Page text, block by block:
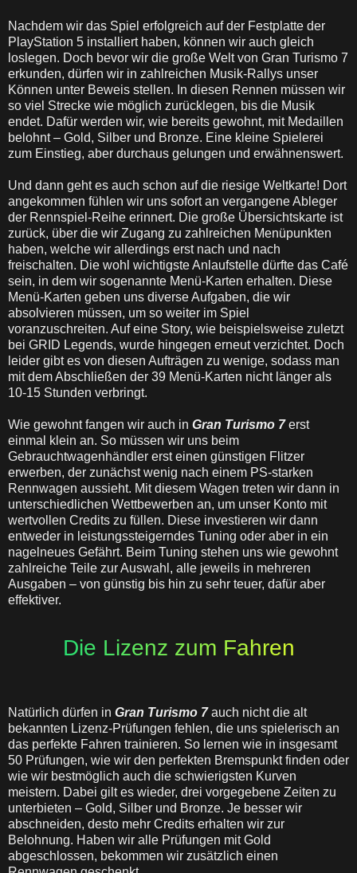
Nachdem wir das Spiel erfolgreich auf der Festplatte der
PlayStation 5 installiert haben, können wir auch gleich
loslegen. Doch bevor wir die große Welt von Gran Turismo 7
erkunden, dürfen wir in zahlreichen Musik-Rallys unser
Können unter Beweis stellen. In diesen Rennen müssen wir
so viel Strecke wie möglich zurücklegen, bis die Musik
endet. Dafür werden wir, wie bereits gewohnt, mit Medaillen
belohnt – Gold, Silber und Bronze. Eine kleine Spielerei
zum Einstieg, aber durchaus gelungen und erwähnenswert.
Und dann geht es auch schon auf die riesige Weltkarte! Dort
angekommen fühlen wir uns sofort an vergangene Ableger
der Rennspiel-Reihe erinnert. Die große Übersichtskarte ist
zurück, über die wir Zugang zu zahlreichen Menüpunkten
haben, welche wir allerdings erst nach und nach
freischalten. Die wohl wichtigste Anlaufstelle dürfte das Café
sein, in dem wir sogenannte Menü-Karten erhalten. Diese
Menü-Karten geben uns diverse Aufgaben, die wir
absolvieren müssen, um so weiter im Spiel
voranzuschreiten. Auf eine Story, wie beispielsweise zuletzt
bei GRID Legends, wurde hingegen erneut verzichtet. Doch
leider gibt es von diesen Aufträgen zu wenige, sodass man
mit dem Abschließen der 39 Menü-Karten nicht länger als
10-15 Stunden verbringt.
Wie gewohnt fangen wir auch in Gran Turismo 7erst
einmal klein an. So müssen wir uns beim
Gebrauchtwagenhändler erst einen günstigen Flitzer
erwerben, der zunächst wenig nach einem PS-starken
Rennwagen aussieht. Mit diesem Wagen treten wir dann in
unterschiedlichen Wettbewerben an, um unser Konto mit
wertvollen Credits zu füllen. Diese investieren wir dann
entweder in leistungssteigerndes Tuning oder aber in ein
nagelneues Gefährt. Beim Tuning stehen uns wie gewohnt
zahlreiche Teile zur Auswahl, alle jeweils in mehreren
Ausgaben – von günstig bis hin zu sehr teuer, dafür aber
effektiver.
Die Lizenz zum Fahren
Natürlich dürfen in Gran Turismo 7 auch nicht die alt
bekannten Lizenz-Prüfungen fehlen, die uns spielerisch an
das perfekte Fahren trainieren. So lernen wie in insgesamt
50 Prüfungen, wie wir den perfekten Bremspunkt finden oder
wie wir bestmöglich auch die schwierigsten Kurven
meistern. Dabei gilt es wieder, drei vorgegebene Zeiten zu
unterbieten – Gold, Silber und Bronze. Je besser wir
abschneiden, desto mehr Credits erhalten wir zur
Belohnung. Haben wir alle Prüfungen mit Gold
abgeschlossen, bekommen wir zusätzlich einen